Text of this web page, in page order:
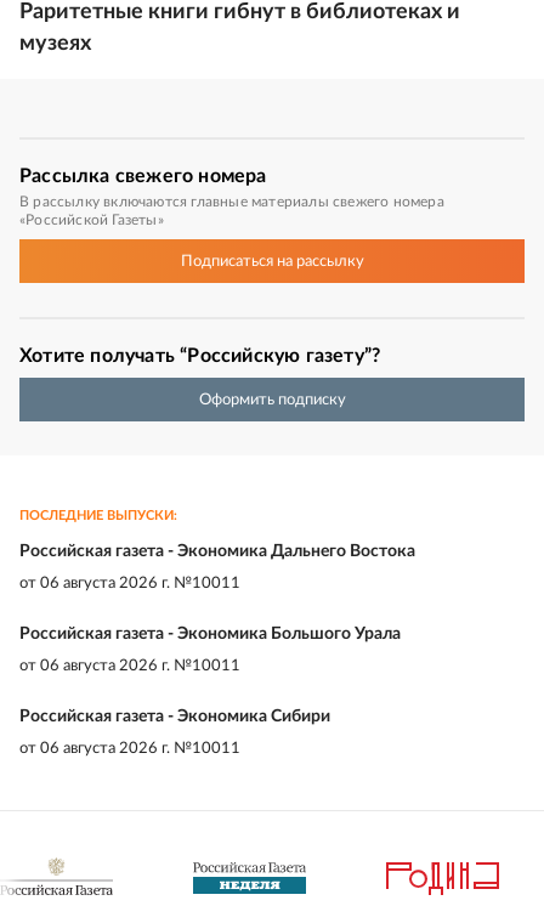
Раритетные книги гибнут в библиотеках и
музеях
Рассылка свежего номера
В рассылку включаются главные материалы свежего номера
«Российской Газеты»
Подписатьсяна рассылку
Хотите получать “Российскую газету”?
Оформить подписку
ПОСЛЕДНИЕ ВЫПУСКИ:
Российская газета - Экономика Дальнего Востока
от 06 августа 2026 г. №10011
Российская газета - Экономика Большого Урала
от 06 августа 2026 г. №10011
Российская газета - Экономика Сибири
от 06 августа 2026 г. №10011